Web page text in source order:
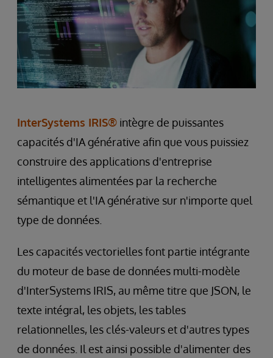
InterSystems IRIS® intègre de puissantes
capacités d'IA générative afin que vous puissiez
construire des applications d'entreprise
intelligentes alimentées par la recherche
sémantique et l'IA générative sur n'importe quel
type de données.
Les capacités vectorielles font partie intégrante
du moteur de base de données multi-modèle
d'InterSystems IRIS, au même titre que JSON, le
texte intégral, les objets, les tables
relationnelles, les clés-valeurs et d'autres types
de données. Il est ainsi possible d'alimenter des